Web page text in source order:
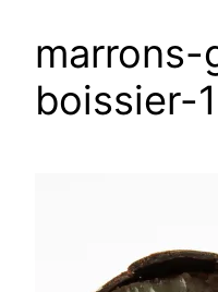
marrons-
boissier-